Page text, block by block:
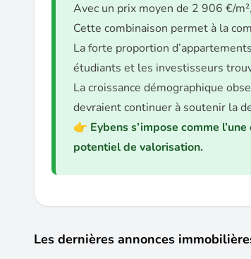
Avec un prix moyen de 2 906 €/
Cette combinaison permet à la
La forte proportion
étudiants et les investisseurs
La croissance démographique
devraient continuer à soutenir la
👉 Eybens s’impose comme
potentiel de valorisation.
Les dernières annonces